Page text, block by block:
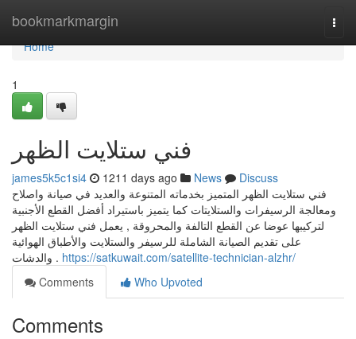
bookmarkmargin
Home
Home
1
فني ستلايت الظهر
james5k5c1si4 1211 days ago News
Discuss
فني ستلايت الظهر المتميز بخدماته المتنوعة والعديد في صيانة واصلاح
ومعالجة الرسيفرات والستلايتات كما يتميز باستيراد أفضل القطع الأجنبية
لتركيبها عوضا عن القطع التالفة والمحروقة , يعمل فني ستلايت الظهر
على تقديم الصيانة الشاملة للرسيفر والستلايت والأطباق الهوائية
والدشات . https://satkuwait.com/satellite-technician-alzhr/
Comments
Who Upvoted
Comments